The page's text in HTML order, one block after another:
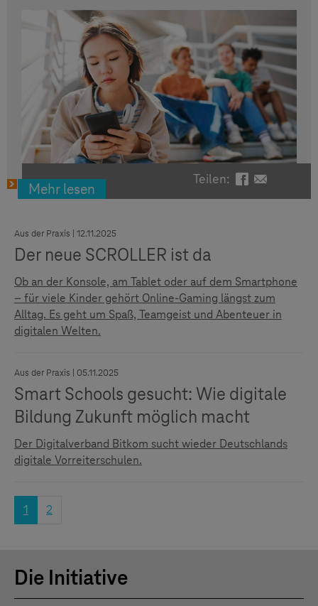
Mehr lesen
Teilen: Facebook -
Email -
Aus der Praxis | 12.11.2025
Der neue SCROLLER ist da
Ob an der Konsole, am Tablet oder auf dem Smartphone
– für viele Kinder gehört Online-Gaming längst zum
Alltag. Es geht um Spaß, Teamgeist und Abenteuer in
digitalen Welten.
Aus der Praxis | 05.11.2025
Smart Schools gesucht: Wie digitale
Bildung Zukunft möglich macht
Der Digitalverband Bitkom sucht wieder Deutschlands
digitale Vorreiterschulen.
1 2
Die Initiative